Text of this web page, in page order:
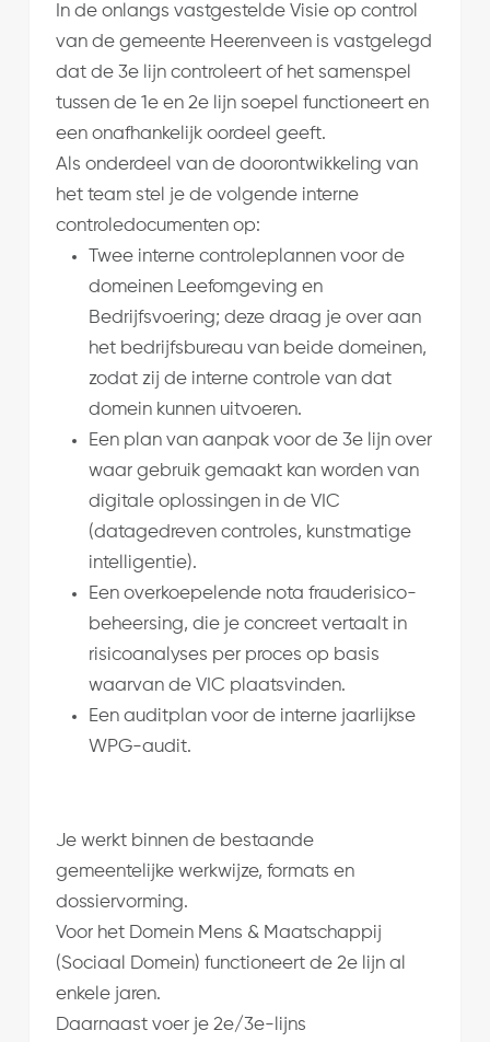
In de onlangs vastgestelde Visie op control
van de gemeente Heerenveen is vastgelegd
dat de 3e lijn controleert of het samenspel
tussen de 1e en 2e lijn soepel functioneert en
een onafhankelijk oordeel geeft.
Als onderdeel van de doorontwikkeling van
het team stel je de volgende interne
controledocumenten op:
Twee interne controleplannen voor de
domeinen Leefomgeving en
Bedrijfsvoering; deze draag je over aan
het bedrijfsbureau van beide domeinen,
zodat zij de interne controle van dat
domein kunnen uitvoeren.
Een plan van aanpak voor de 3e lijn over
waar gebruik gemaakt kan worden van
digitale oplossingen in de VIC
(datagedreven controles, kunstmatige
intelligentie).
Een overkoepelende nota frauderisico-
beheersing, die je concreet vertaalt in
risicoanalyses per proces op basis
waarvan de VIC plaatsvinden.
Een auditplan voor de interne jaarlijkse
WPG-audit.
Je werkt binnen de bestaande
gemeentelijke werkwijze, formats en
dossiervorming.
Voor het Domein Mens & Maatschappij
(Sociaal Domein) functioneert de 2e lijn al
enkele jaren.
Daarnaast voer je 2e/3e-lijns